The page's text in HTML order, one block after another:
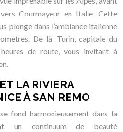
Courmayeur en Italie. Cette
plonge dans l’ambiance italienne
De là, Turin, capitale du
heures de route, vous invitant à
LA RIVIERA
À SAN REMO
fond harmonieusement dans la
un continuum de beauté